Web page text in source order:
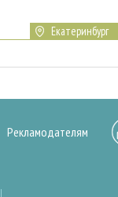
Екатеринбург
Рекламодателям